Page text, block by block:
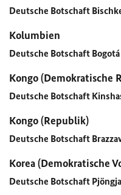
Deutsche Botschaft
Kolumbien
Deutsche Botschaft Bogotá
Kongo (Demokratische
Deutsche Botschaft
Kongo (Republik)
Deutsche Botschaft
Korea (Demokratische
Deutsche Botschaft